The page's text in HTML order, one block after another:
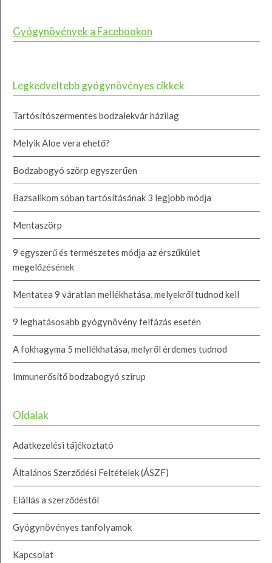
Gyógynövények a Facebookon
Legkedveltebb gyógynövényes cikkek
Tartósítószermentes bodzalekvár házilag
Melyik Aloe vera ehető?
Bodzabogyó szörp egyszerűen
Bazsalikom sóban tartósításának 3 legjobb módja
Mentaszörp
9 egyszerű és természetes módja az érszűkület
megelőzésének
Mentatea 9 váratlan mellékhatása, melyekről tudnod kell
9 leghatásosabb gyógynövény felfázás esetén
A fokhagyma 5 mellékhatása, melyről érdemes tudnod
Immunerősítő bodzabogyó szirup
Oldalak
Adatkezelési tájékoztató
Általános Szerződési Feltételek (ÁSZF)
Elállás a szerződéstől
Gyógynövényes tanfolyamok
Kapcsolat